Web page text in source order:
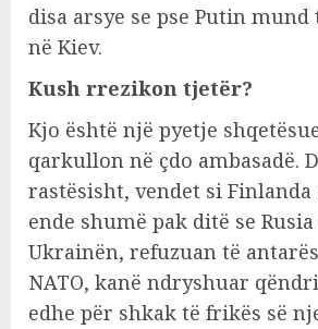
disa arsye se pse Putin
në Kiev.
Kush rrezikon tjetër?
Kjo është një pyetje
qarkullon në çdo ambasadë.
rastësisht, vendet si Finlanda
ende shumë pak ditë se
Ukrainën, refuzuan të
NATO, kanë ndryshuar
edhe për shkak të frikës së